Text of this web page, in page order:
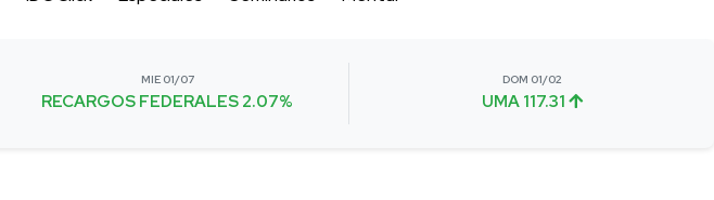
MIE 01/07
RECARGOS FEDERALES 2.07%
DOM 01/02
UMA 117.31